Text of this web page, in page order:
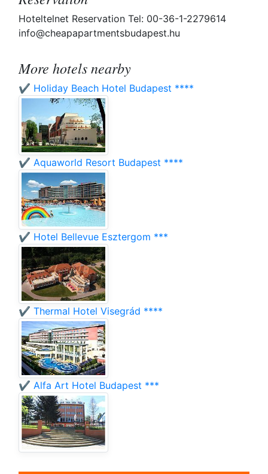
Hoteltelnet Reservation Tel: 00-36-1-2279614
info@cheapapartmentsbudapest.hu
More hotels nearby
✔️ Holiday Beach Hotel Budapest ****
✔️ Aquaworld Resort Budapest ****
✔️ Hotel Bellevue Esztergom ***
✔️ Thermal Hotel Visegrád ****
✔️ Alfa Art Hotel Budapest ***